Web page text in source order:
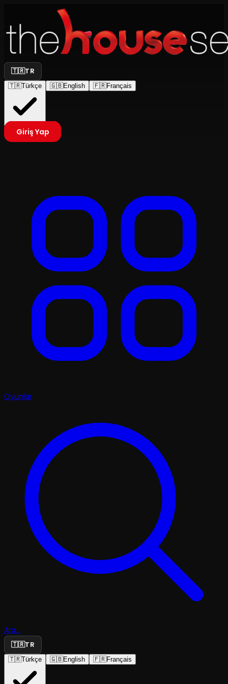
🇹🇷TR
🇹🇷Türkçe 🇬🇧English 🇫🇷Français
Giriş Yap
Oyunlar
Ara...
🇹🇷TR
🇹🇷Türkçe 🇬🇧English 🇫🇷Français